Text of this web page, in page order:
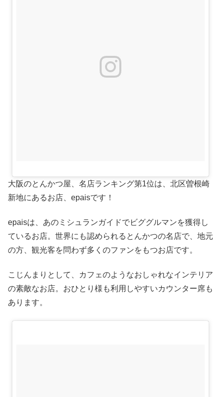
大阪のとんかつ屋、名店ランキング第1位は、北区曽根崎
新地にあるお店、epaisです！
epaisは、あのミシュランガイドでビググルマンを獲得し
ているお店。世界にも認められるとんかつの名店で、地元
の方、観光客を問わず多くのファンをもつお店です。
こじんまりとして、カフェのようなおしゃれなインテリア
の素敵なお店。おひとり様も利用しやすいカウンター席も
あります。